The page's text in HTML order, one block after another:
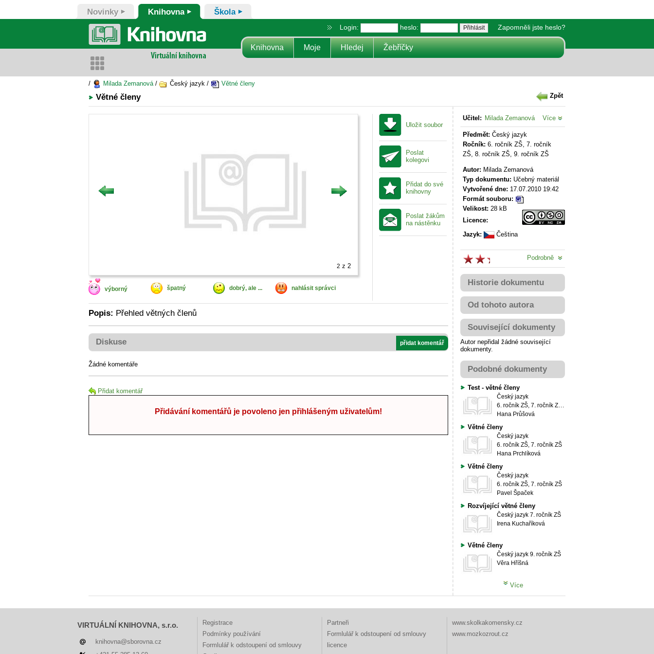
Novinky Knihovna Škola
Login: heslo: Zapomněli jste heslo?
Knihovna Moje Hledej Žebříčky
/ Milada Zemanová/ Český jazyk / Větné členy
Větné členy Zpět
2 z 2
výborný špatný dobrý, ale ... nahlásit správci
Uložit soubor
Poslat
kolegovi
Přidat do své
knihovny
Poslat žákům
na nástěnku
Popis: Přehled větných členů
Diskuse přidat komentář
Žádné komentáře
Přidat komentář
Přidávání komentářů je povoleno jen přihlášeným uživatelům!
Učitel: Milada Zemanová Více
Předmět: Český jazyk
Ročník: 6. ročník ZŠ, 7. ročník
ZŠ, 8. ročník ZŠ, 9. ročník ZŠ
Autor: Milada Zemanová
Typ dokumentu: Učebný materiál
Vytvořené dne: 17.07.2010 19:42
Formát souboru:
Velikost: 28 kB
Licence:
Jazyk:
Čeština
Podrobně
Historie dokumentu
Od tohoto autora
Související dokumenty
Autor nepřidal žádné související
dokumenty.
Podobné dokumenty
Test - větné členy
Český jazyk
6. ročník ZŠ, 7. ročník ZŠ, 8. ročník ZŠ, 9. ročník ZŠ
Hana Průšová
Větné členy
Český jazyk
6. ročník ZŠ, 7. ročník ZŠ
Hana Prchlíková
Větné členy
Český jazyk
6. ročník ZŠ, 7. ročník ZŠ
Pavel Špaček
Rozvíjející větné členy
Český jazyk 7. ročník ZŠ
Irena Kuchaříková
Větné členy
Český jazyk 9. ročník ZŠ
Věra Hříšná
Více
VIRTUÁLNÍ KNIHOVNA, s.r.o.
knihovna@sborovna.cz
Registrace
Podmínky používání
Formlulář k odstoupení od smlouvy
Partneři
Formlulář k odstoupení od smlouvy
licence
www.skolkakomensky.cz
www.mozkozrout.cz